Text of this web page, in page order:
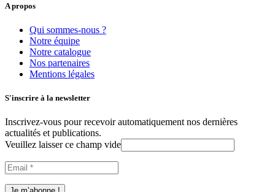
A propos
Qui sommes-nous ?
Notre équipe
Notre catalogue
Nos partenaires
Mentions légales
S'inscrire à la newsletter
Inscrivez-vous pour recevoir automatiquement nos dernières
actualités et publications.
Veuillez laisser ce champ vide